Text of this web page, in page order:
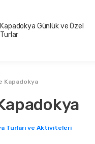
Kapadokya Günlük ve Özel
Turlar
Kapadokya
Turları ve Aktiviteleri